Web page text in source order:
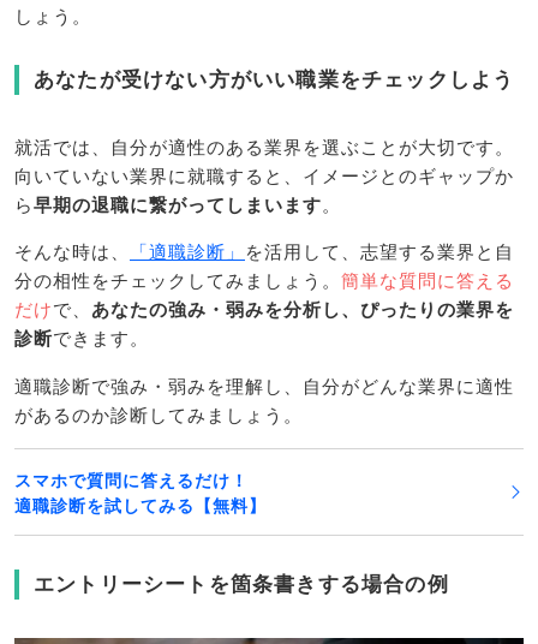
しょう。
あなたが受けない方がいい職業をチェックしよう
就活では、自分が適性のある業界を選ぶことが大切です。
向いていない業界に就職すると、イメージとのギャップか
ら早期の退職に繋がってしまいます。
そんな時は、 「適職診断」
を活用して、志望する業界と自
分の相性をチェックしてみましょう。 簡単な質問に答える
だけで、 あなたの強み・弱みを分析し、ぴったりの業界を
診断できます。
適職診断で強み・弱みを理解し、自分がどんな業界に適性
があるのか診断してみましょう。
スマホで質問に答えるだけ！
適職診断を試してみる【無料】
エントリーシートを箇条書きする場合の例